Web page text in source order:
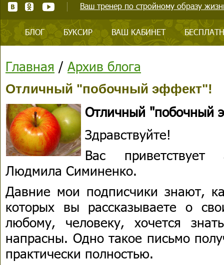
Ваш тренер по стройному образу
БЛОГ БУКСИР ВАШ КАБИНЕТ
Главная / Архив блога
Отличный "побочный эффект"!
Отличный "побочный
Здравствуйте!
Вас
Людмила Симиненко.
Давние мои подписчики знают,
которых вы рассказываете о
любому, человеку, хочется
напрасны. Одно такое письмо
практически полностью.